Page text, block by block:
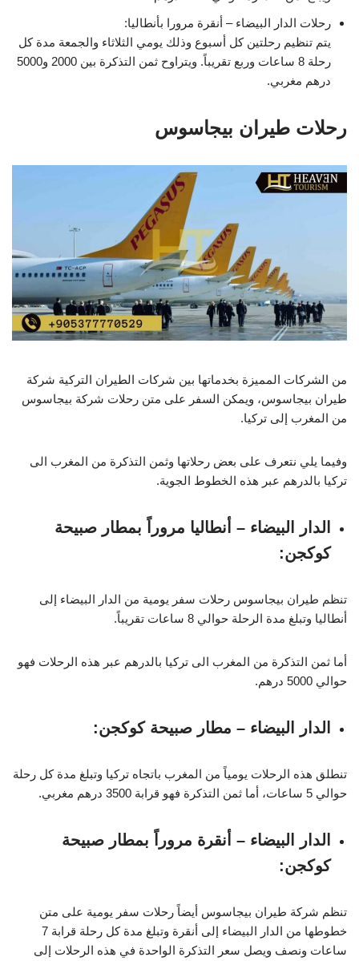
رحلات الدار البيضاء – أنقرة مرورا بأنطاليا:
يتم تنظيم رحلتين كل أسبوع وذلك يومي الثلاثاء والجمعة مدة كل
رحلة 8 ساعات وربع تقريباً. ويتراوح ثمن التذكرة بين 2000 و5000
درهم مغربي.
رحلات طيران بيجاسوس
من الشركات المميزة بخدماتها بين شركات الطيران التركية شركة
طيران بيجاسوس، ويمكن السفر على متن رحلات شركة بيجاسوس
من المغرب إلى تركيا.
وفيما يلي نتعرف على بعض رحلاتها وثمن التذكرة من المغرب الى
تركيا بالدرهم عبر هذه الخطوط الجوية.
الدار البيضاء – أنطاليا مروراً بمطار صبيحة
كوكجن:
تنظم طيران بيجاسوس رحلات سفر يومية من الدار البيضاء إلى
أنطاليا وتبلغ مدة الرحلة حوالي 8 ساعات تقريباً.
أما ثمن التذكرة من المغرب الى تركيا بالدرهم عبر هذه الرحلات فهو
حوالي 5000 درهم.
الدار البيضاء – مطار صبيحة كوكجن:
تنطلق هذه الرحلات يومياً من المغرب باتجاه تركيا وتبلغ مدة كل رحلة
حوالي 5 ساعات، أما ثمن التذكرة فهو قرابة 3500 درهم مغربي.
الدار البيضاء – أنقرة مروراً بمطار صبيحة
كوكجن:
تنظم شركة طيران بيجاسوس أيضاً رحلات سفر يومية على متن
خطوطها من الدار البيضاء إلى أنقرة وتبلغ مدة كل رحلة قرابة 7
ساعات ونصف ويصل سعر التذكرة الواحدة في هذه الرحلات إلى